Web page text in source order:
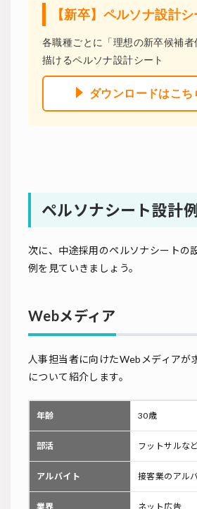
【新卒】ペルソナ設計
各職種ごとに「理想の新卒候補者
描けるペルソナ設計シート
ダウンロードはこち
ペルソナシート設計
次に、中途採用のペルソナシートの
例を見ていきましょう。
Webメディア
人事担当者に向けたWebメディアが
について紹介します。
年齢 30歳
部活 フットサルな
アルバイト 接客業のアル
業界 ネット広告